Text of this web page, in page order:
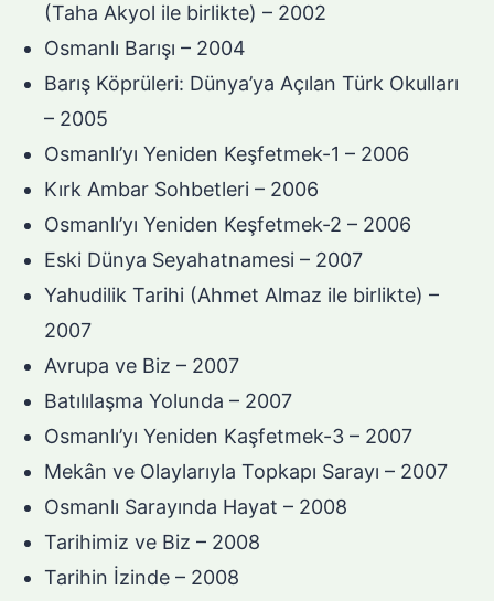
(Taha Akyol ile birlikte) – 2002
Osmanlı Barışı – 2004
Barış Köprüleri: Dünya’ya Açılan Türk Okulları
– 2005
Osmanlı’yı Yeniden Keşfetmek-1 – 2006
Kırk Ambar Sohbetleri – 2006
Osmanlı’yı Yeniden Keşfetmek-2 – 2006
Eski Dünya Seyahatnamesi – 2007
Yahudilik Tarihi (Ahmet Almaz ile birlikte) –
2007
Avrupa ve Biz – 2007
Batılılaşma Yolunda – 2007
Osmanlı’yı Yeniden Kaşfetmek-3 – 2007
Mekân ve Olaylarıyla Topkapı Sarayı – 2007
Osmanlı Sarayında Hayat – 2008
Tarihimiz ve Biz – 2008
Tarihin İzinde – 2008